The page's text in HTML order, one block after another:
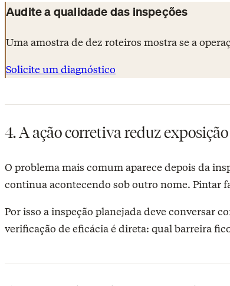
Audite a qualidade das inspeções
Uma amostra de dez roteiros mostra se a
Solicite um diagnóstico
4. A ação corretiva reduz
O problema mais comum aparece depois da
continua acontecendo sob outro nome. Pintar
Por isso a inspeção planejada deve conversar
verificação de eficácia é direta: qual barreira